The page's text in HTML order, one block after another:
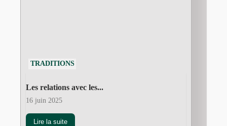
TRADITIONS
Les relations avec les...
16 juin 2025
Lire la suite